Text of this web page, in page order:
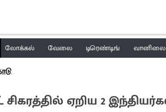
லோக்கல் வேலை டிரெண்டிங் வானிலை
ஏறிய 2